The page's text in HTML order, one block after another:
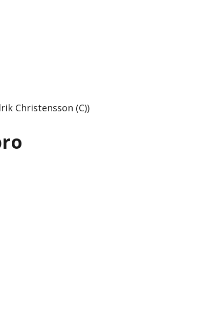
Christensson (C))